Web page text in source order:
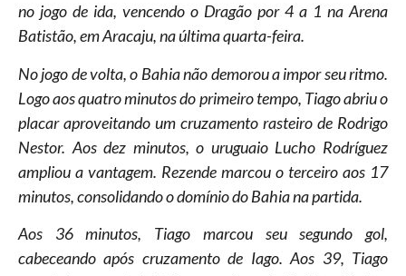
no jogo de ida, vencendo o Dragão por 4 a 1 na Arena
Batistão, em Aracaju, na última quarta-feira.
No jogo de volta, o Bahia não demorou a impor seu ritmo.
Logo aos quatro minutos do primeiro tempo, Tiago abriu o
placar aproveitando um cruzamento rasteiro de Rodrigo
Nestor. Aos dez minutos, o uruguaio Lucho Rodríguez
ampliou a vantagem. Rezende marcou o terceiro aos 17
minutos, consolidando o domínio do Bahia na partida.
Aos 36 minutos, Tiago marcou seu segundo gol,
cabeceando após cruzamento de Iago. Aos 39, Tiago